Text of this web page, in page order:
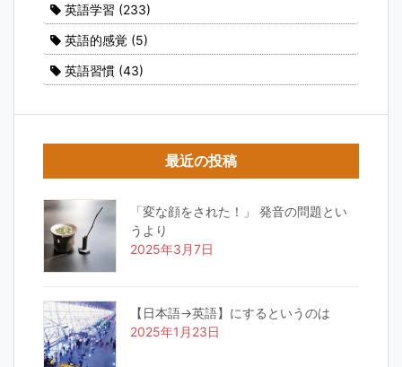
英語学習 (233)
英語的感覚 (5)
英語習慣 (43)
最近の投稿
「変な顔をされた！」 発音の問題とい
うより
2025年3月7日
【日本語→英語】にするというのは
2025年1月23日